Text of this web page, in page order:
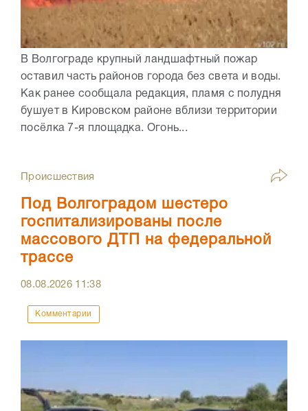
В Волгограде крупный ландшафтный пожар
оставил часть районов города без света и воды.
Как ранее сообщала редакция, пламя с полудня
бушует в Кировском районе вблизи территории
посёлка 7-я площадка. Огонь...
Происшествия
Под Волгоградом шестеро
госпитализированы после
массового ДТП на федеральной
трассе
08.08.2026 11:38
Комментарии